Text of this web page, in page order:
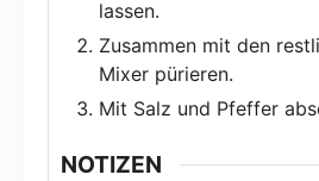
lassen.
Zusammen mit den
Mixer pürieren.
Mit Salz und Pfeffer
NOTIZEN